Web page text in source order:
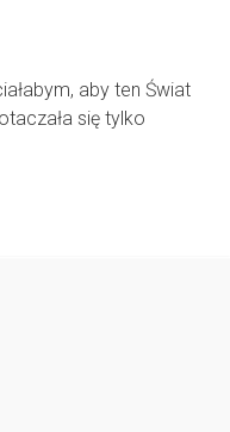
aby ten Świat
się tylko